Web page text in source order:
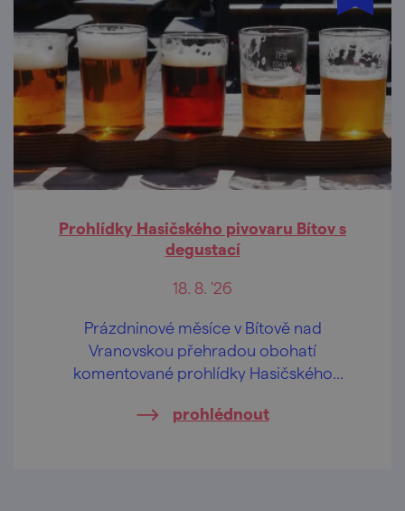
Prohlídky Hasičského pivovaru Bítov s
degustací
18. 8. '26
Prázdninové měsíce v Bítově nad
Vranovskou přehradou obohatí
komentované prohlídky Hasičského
prohlédnout